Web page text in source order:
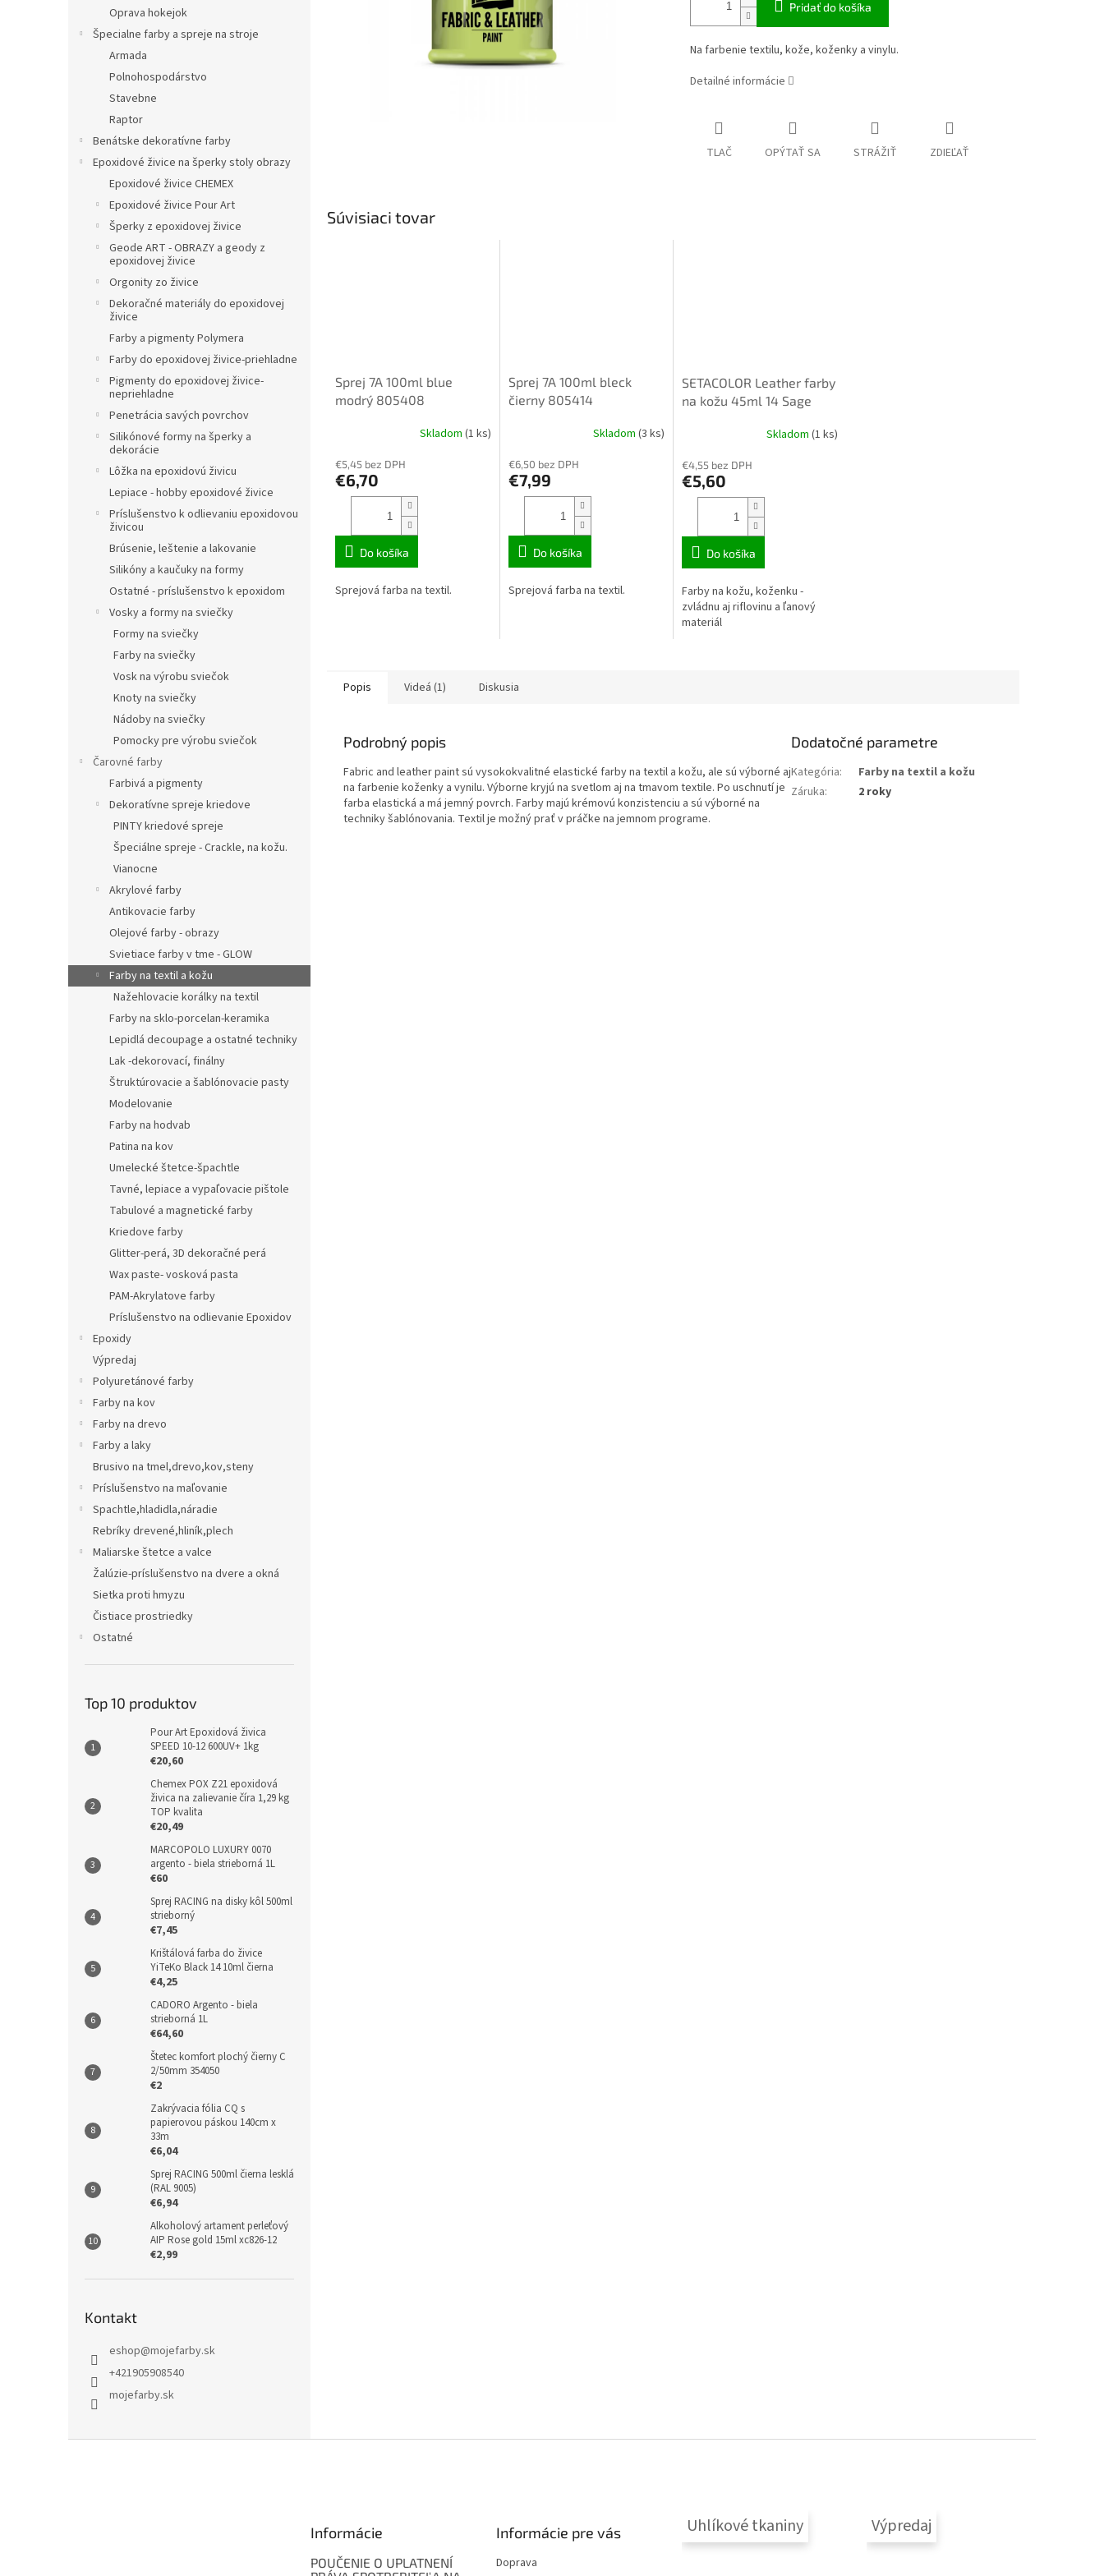
Oprava hokejok
Špecialne farby a spreje na stroje
Armada
Polnohospodárstvo
Stavebne
Raptor
Benátske dekoratívne farby
Epoxidové živice na šperky stoly obrazy
Epoxidové živice CHEMEX
Epoxidové živice Pour Art
Šperky z epoxidovej živice
Geode ART - OBRAZY a geody z
epoxidovej živice
Orgonity zo živice
Dekoračné materiály do epoxidovej
živice
Farby a pigmenty Polymera
Farby do epoxidovej živice-priehladne
Pigmenty do epoxidovej živice-
nepriehladne
Penetrácia savých povrchov
Silikónové formy na šperky a
dekorácie
Lôžka na epoxidovú živicu
Lepiace - hobby epoxidové živice
Príslušenstvo k odlievaniu epoxidovou
živicou
Brúsenie, leštenie a lakovanie
Silikóny a kaučuky na formy
Ostatné - príslušenstvo k epoxidom
Vosky a formy na sviečky
Formy na sviečky
Farby na sviečky
Vosk na výrobu sviečok
Knoty na sviečky
Nádoby na sviečky
Pomocky pre výrobu sviečok
Čarovné farby
Farbivá a pigmenty
Dekoratívne spreje kriedove
PINTY kriedové spreje
Špeciálne spreje - Crackle, na kožu.
Vianocne
Akrylové farby
Antikovacie farby
Olejové farby - obrazy
Svietiace farby v tme - GLOW
Farby na textil a kožu
Nažehlovacie korálky na textil
Farby na sklo-porcelan-keramika
Lepidlá decoupage a ostatné techniky
Lak -dekorovací, finálny
Štruktúrovacie a šablónovacie pasty
Modelovanie
Farby na hodvab
Patina na kov
Umelecké štetce-špachtle
Tavné, lepiace a vypaľovacie pištole
Tabulové a magnetické farby
Kriedove farby
Glitter-perá, 3D dekoračné perá
Wax paste- vosková pasta
PAM-Akrylatove farby
Príslušenstvo na odlievanie Epoxidov
Epoxidy
Výpredaj
Polyuretánové farby
Farby na kov
Farby na drevo
Farby a laky
Brusivo na tmel,drevo,kov,steny
Príslušenstvo na maľovanie
Spachtle,hladidla,náradie
Rebríky drevené,hliník,plech
Maliarske štetce a valce
Žalúzie-príslušenstvo na dvere a okná
Sietka proti hmyzu
Čistiace prostriedky
Ostatné
Top 10 produktov
Pour Art Epoxidová živica
SPEED 10-12 600UV+ 1kg
€20,60
Chemex POX Z21 epoxidová
živica na zalievanie číra 1,29 kg
TOP kvalita
€20,49
MARCOPOLO LUXURY 0070
argento - biela strieborná 1L
€60
Sprej RACING na disky kôl 500ml
strieborný
€7,45
Krištálová farba do živice
YiTeKo Black 14 10ml čierna
€4,25
CADORO Argento - biela
strieborná 1L
€64,60
Štetec komfort plochý čierny C
2/50mm 354050
€2
Zakrývacia fólia CQ s
papierovou páskou 140cm x
33m
€6,04
Sprej RACING 500ml čierna lesklá
(RAL 9005)
€6,94
Alkoholový artament perleťový
AIP Rose gold 15ml xc826-12
€2,99
Kontakt
eshop@mojefarby.sk
+421905908540
mojefarby.sk
Pridať do košíka
Na farbenie textilu, kože, koženky a vinylu.
Detailné informácie
TLAČ OPÝTAŤ SA STRÁŽIŤ ZDIEĽAŤ
Súvisiaci tovar
Sprej 7A 100ml blue
modrý 805408
Skladom (1 ks)
€5,45 bez DPH
€6,70
Do košíka
Sprejová farba na textil.
Sprej 7A 100ml bleck
čierny 805414
Skladom (3 ks)
€6,50 bez DPH
€7,99
Do košíka
Sprejová farba na textil.
SETACOLOR Leather farby
na kožu 45ml 14 Sage
Skladom(1 ks)
€4,55 bez DPH
€5,60
Do košíka
Farby na kožu, koženku -
zvládnu aj riflovinu a ľanový
materiál
Popis Videá (1) Diskusia
Podrobný popis
Fabric and leather paint sú vysokokvalitné elastické farby na textil a kožu, ale sú výborné aj
na farbenie koženky a vynilu. Výborne kryjú na svetlom aj na tmavom textile. Po uschnutí je
farba elastická a má jemný povrch. Farby majú krémovú konzistenciu a sú výborné na
techniky šablónovania. Textil je možný prať v práčke na jemnom programe.
Dodatočné parametre
Kategória:
Farby na textil a kožu
Záruka: 2 roky
Informácie
POUČENIE O UPLATNENÍ
Informácie pre vás
Doprava
Uhlíkové tkaniny Výpredaj